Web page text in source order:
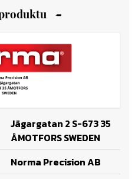
Jägargatan 2 S-673 35
ÅMOTFORS SWEDEN
Norma Precision AB